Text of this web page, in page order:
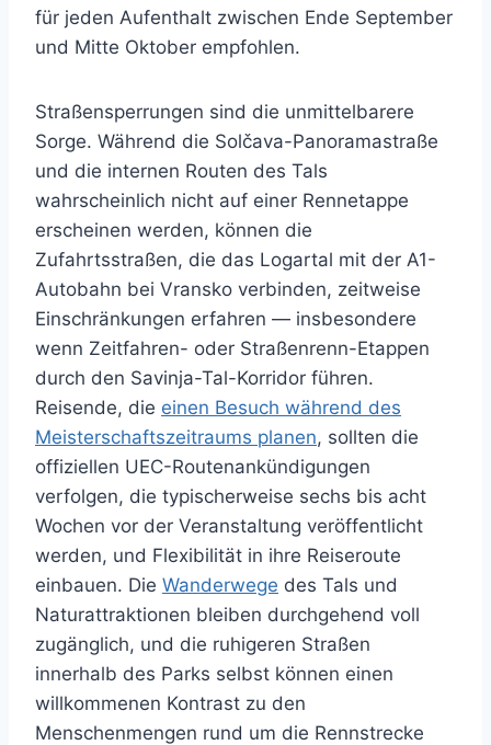
für jeden Aufenthalt zwischen Ende September
und Mitte Oktober empfohlen.
Straßensperrungen sind die unmittelbarere
Sorge. Während die Solčava-Panoramastraße
und die internen Routen des Tals
wahrscheinlich nicht auf einer Rennetappe
erscheinen werden, können die
Zufahrtsstraßen, die das Logartal mit der A1-
Autobahn bei Vransko verbinden, zeitweise
Einschränkungen erfahren — insbesondere
wenn Zeitfahren- oder Straßenrenn-Etappen
durch den Savinja-Tal-Korridor führen.
Reisende, die einen Besuch während des
Meisterschaftszeitraums planen, sollten die
offiziellen UEC-Routenankündigungen
verfolgen, die typischerweise sechs bis acht
Wochen vor der Veranstaltung veröffentlicht
werden, und Flexibilität in ihre Reiseroute
einbauen. Die Wanderwege des Tals und
Naturattraktionen bleiben durchgehend voll
zugänglich, und die ruhigeren Straßen
innerhalb des Parks selbst können einen
willkommenen Kontrast zu den
Menschenmengen rund um die Rennstrecke